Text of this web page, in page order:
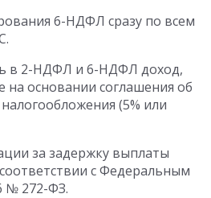
6-НДФЛ сразу по всем
в 2-НДФЛ и 6-НДФЛ доход,
на основании соглашения об
(5% или
за задержку выплаты
с Федеральным
№ 272-ФЗ.